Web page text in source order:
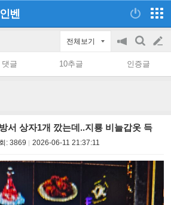
인벤
전체보기
공
on/off
검
색
글
쓰
댓글 10추글 인증글
서 상자1개 깠는데..지룡 비늘갑옷 득
: 3869 2026-06-11 21:37:11